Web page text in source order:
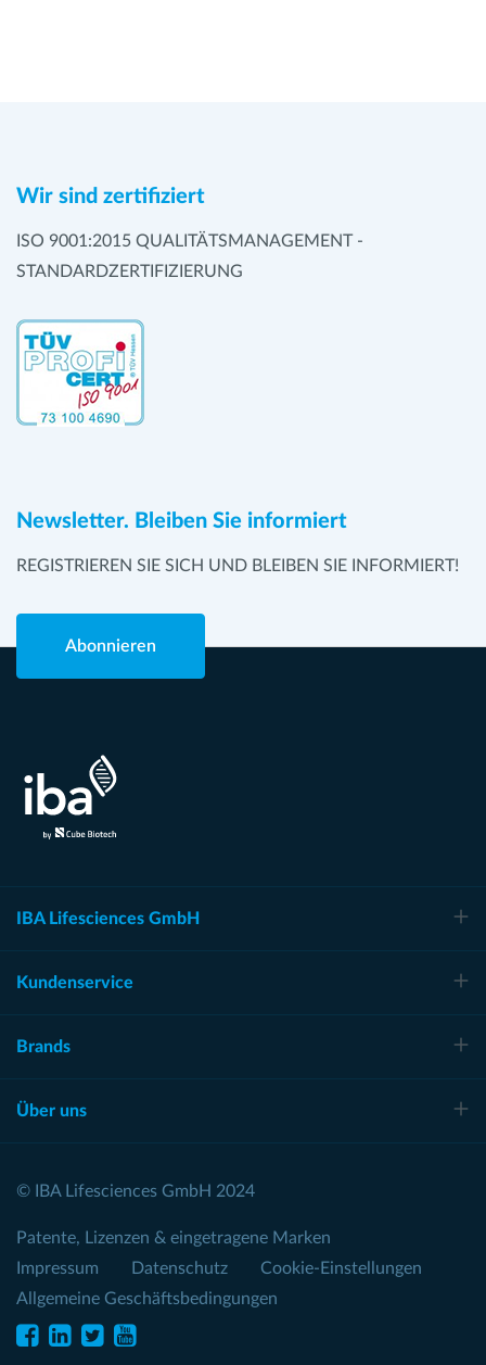
Wir sind zertifiziert
ISO 9001:2015 QUALITÄTSMANAGEMENT -
STANDARDZERTIFIZIERUNG
Newsletter. Bleiben Sie informiert
REGISTRIEREN SIE SICH UND BLEIBEN SIE INFORMIERT!
Abonnieren
IBA Lifesciences GmbH
Kundenservice
Brands
Über uns
© IBA Lifesciences GmbH 2024
Patente, Lizenzen & eingetragene Marken
Impressum
Datenschutz
Cookie-Einstellungen
Allgemeine Geschäftsbedingungen